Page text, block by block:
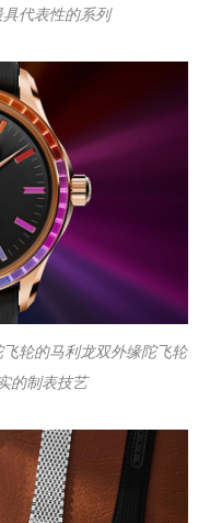
代表性的系列
轮的马利龙双外缘陀飞轮
的制表技艺